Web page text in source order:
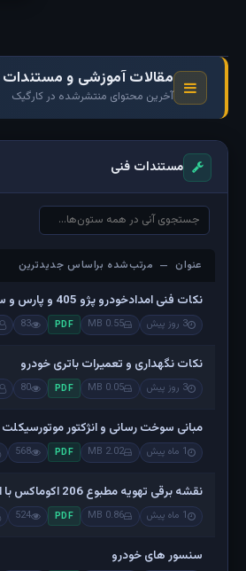
مقالات آموزشی و
آخرین محتوای منتشرشده در کارگیک
مستندات فنی
عنوان — مرتب‌شده براساس جدیدترین
عنوان — مرتب‌شده براساس جدیدترین
نکات فنی امدادخودرو پژو 405 و پارس و سمند
3 روز پیش 0.55 MB
PDF
83
نکات نگهداری و تعمیرات باتری خودرو
3 روز پیش 0.05 MB
PDF
80
مبانی سوخت رسانی و انژکتور موتورسیکلت
1 ماه پیش 2.02 MB
PDF
568
نقشه برقی تهویه مطبوع 206 اکوماکس با ایسیو MAW
1 ماه پیش 0.86 MB
PDF
524
سنسور های خودرو